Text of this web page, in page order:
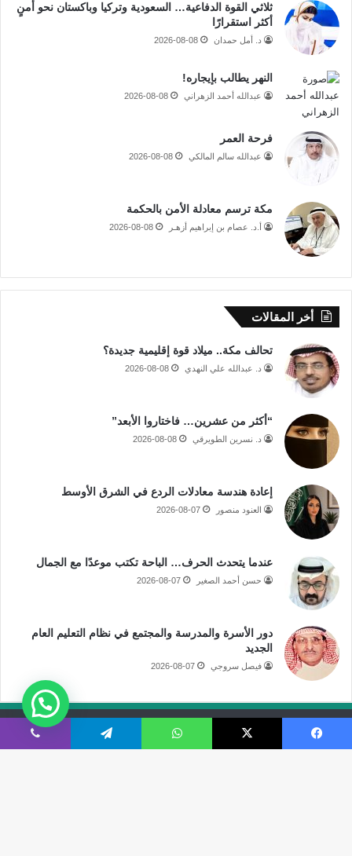
ثلاثي القوة الدفاعية… السعودية وتركيا وباكستان نحو أمنٍ
أكثر استقرارًا
د. أمل حمدان 2026-08-08
النهر يطالب بإيجاره!
عبدالله أحمد الزهراني 2026-08-08
فرحة العمر
عبدالله سالم المالكي 2026-08-08
مكة ترسم معادلة الأمن بالحكمة
أ.د. عصام بن إبراهيم أزهـر 2026-08-08
أخر المقالات
تحالف مكة.. ميلاد قوة إقليمية جديدة؟
د. عبدالله علي النهدي 2026-08-08
“أكثر من عشرين… فاختاروا الأبعد”
د. نسرين الطويرقي 2026-08-08
إعادة هندسة معادلات الردع في الشرق الأوسط
العنود منصور 2026-08-07
عندما يتحدث الحرف… الباحة تكتب موعدًا مع الجمال
حسن أحمد الصغير 2026-08-07
دور الأسرة والمدرسة والمجتمع في نظام التعليم العام
الجديد
فيصل سروجي 2026-08-07
جميع الحقوق محفوظة لموقع صحيفة مكة الإلكترونية
فيسبوك ‫X واتساب تيلقرام ڤايبر